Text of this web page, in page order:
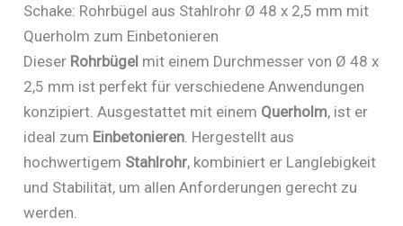
Schake: Rohrbügel aus Stahlrohr Ø 48 x 2,5 mm mit
Querholm zum Einbetonieren
Dieser Rohrbügel mit einem Durchmesser von Ø 48 x
2,5 mm ist perfekt für verschiedene Anwendungen
konzipiert. Ausgestattet mit einem Querholm, ist er
ideal zum Einbetonieren. Hergestellt aus
hochwertigem Stahlrohr, kombiniert er Langlebigkeit
und Stabilität, um allen Anforderungen gerecht zu
werden.